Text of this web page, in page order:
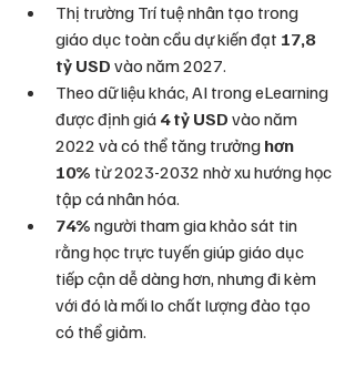
Thị trường Trí tuệ nhân tạo trong
giáo dục toàn cầu dự kiến đạt 17,8
tỷ USD vào năm 2027.
Theo dữ liệu khác, AI trong eLearning
được định giá 4 tỷ USD vào năm
2022 và có thể tăng trưởng hơn
10% từ 2023-2032 nhờ xu hướng học
tập cá nhân hóa.
74% người tham gia khảo sát tin
rằng học trực tuyến giúp giáo dục
tiếp cận dễ dàng hơn, nhưng đi kèm
với đó là mối lo chất lượng đào tạo
có thể giảm.